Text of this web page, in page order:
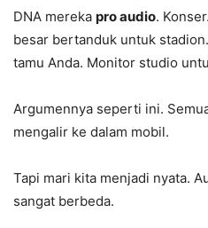
DNA mereka pro audio.
besar bertanduk untuk
tamu Anda. Monitor studio
Argumennya seperti ini.
mengalir ke dalam mobil.
Tapi mari kita menjadi nyata.
sangat berbeda.